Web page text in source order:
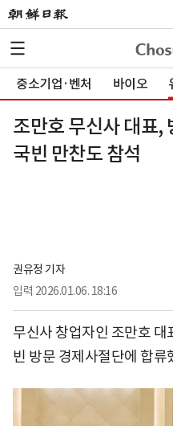
중소기업·벤처 바이오
조만호 무신사 대표
국빈 만찬도 참석
권유정 기자
입력 2026.01.06. 18:16
무신사 창업자인 조만호
빈 방문 경제사절단에 합류